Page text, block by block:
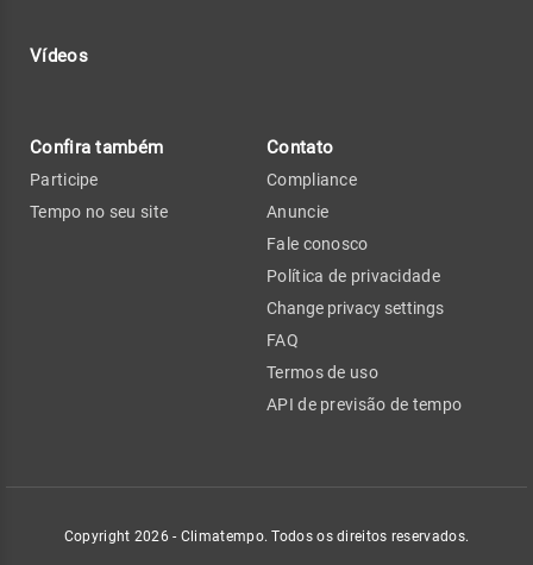
Vídeos
Confira também
Participe
Tempo no seu site
Contato
Compliance
Anuncie
Fale conosco
Política de privacidade
Change privacy settings
FAQ
Termos de uso
API de previsão de tempo
Copyright 2026 - Climatempo. Todos os direitos reservados.